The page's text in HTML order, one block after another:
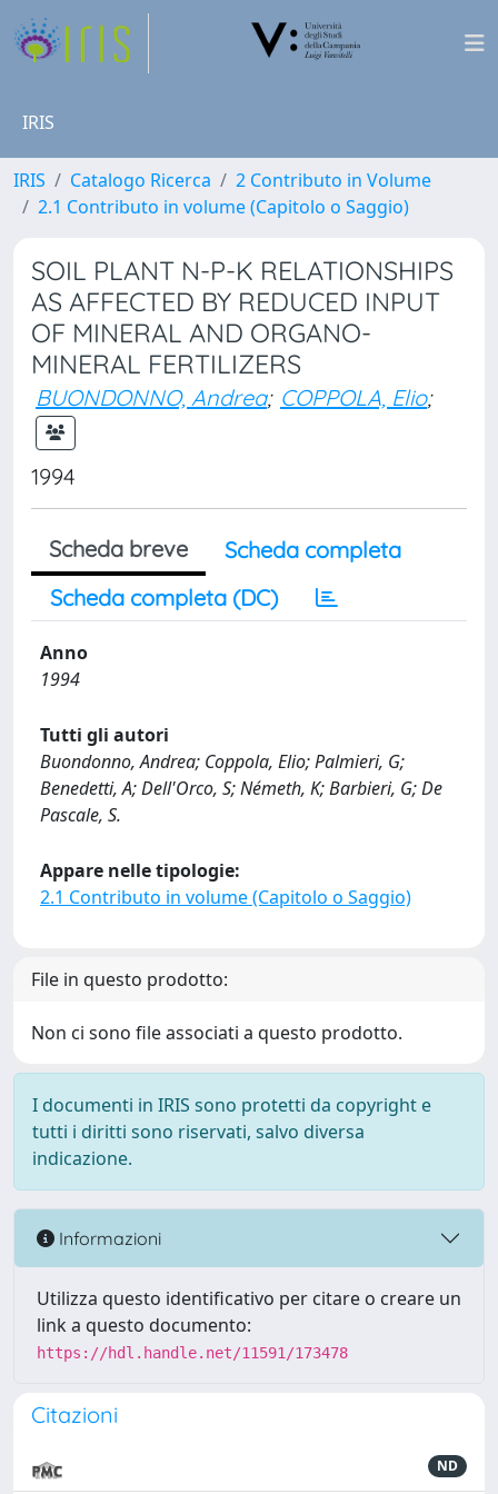
IRIS
IRIS Catalogo Ricerca
2 Contributo in Volume
2.1 Contributo in volume (Capitolo o Saggio)
SOIL PLANT N-P-K RELATIONSHIPS
AS AFFECTED BY REDUCED INPUT
OF MINERAL AND ORGANO-
MINERAL FERTILIZERS
BUONDONNO, Andrea; COPPOLA, Elio;
1994
Scheda breve
Scheda completa
Scheda completa (DC)
Anno
1994
Tutti gli autori
Buondonno, Andrea; Coppola, Elio; Palmieri, G;
Benedetti, A; Dell'Orco, S; Németh, K; Barbieri, G; De
Pascale, S.
Appare nelle tipologie:
2.1 Contributo in volume (Capitolo o Saggio)
File in questo prodotto:
Non ci sono file associati a questo prodotto.
I documenti in IRIS sono protetti da copyright e
tutti i diritti sono riservati, salvo diversa
indicazione.
Informazioni
Utilizza questo identificativo per citare o creare un
link a questo documento:
https://hdl.handle.net/11591/173478
Citazioni
ND